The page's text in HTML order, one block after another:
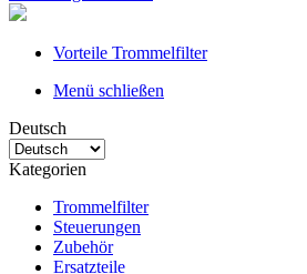
Vorteile Trommelfilter
Menü schließen
Deutsch
Kategorien
Trommelfilter
Steuerungen
Zubehör
Ersatzteile